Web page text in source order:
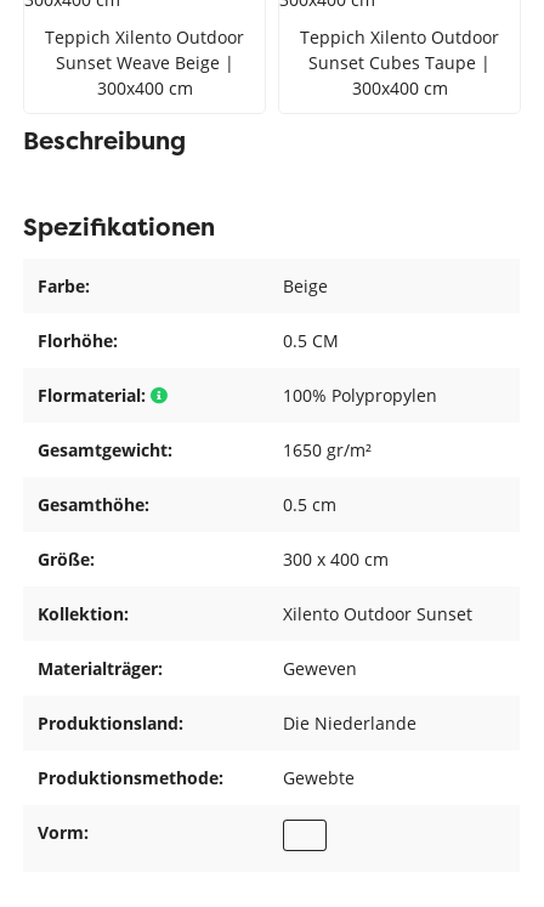
Teppich Xilento Outdoor
Sunset Weave Beige |
300x400 cm
Teppich Xilento Outdoor
Sunset Cubes Taupe |
300x400 cm
Beschreibung
Spezifikationen
Farbe: Beige
Florhöhe: 0.5 CM
Flormaterial: 100% Polypropylen
Gesamtgewicht: 1650 gr/m²
Gesamthöhe: 0.5 cm
Größe: 300 x 400 cm
Kollektion: Xilento Outdoor Sunset
Materialträger: Geweven
Produktionsland: Die Niederlande
Produktionsmethode: Gewebte
Vorm: